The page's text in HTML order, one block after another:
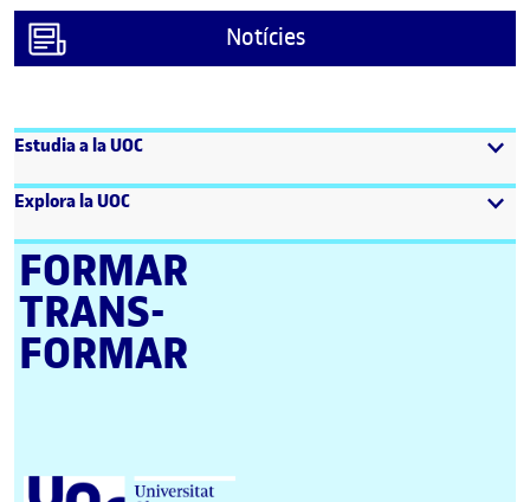
Notícies
Estudia a la UOC
Explora la UOC
FORMAR
TRANS­
FORMAR
Universitat Oberta de Catalunya (UOC)